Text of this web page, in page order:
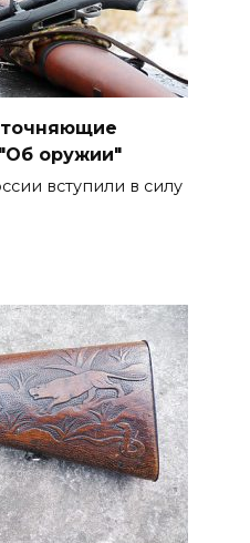
оружии"
вступили в силу